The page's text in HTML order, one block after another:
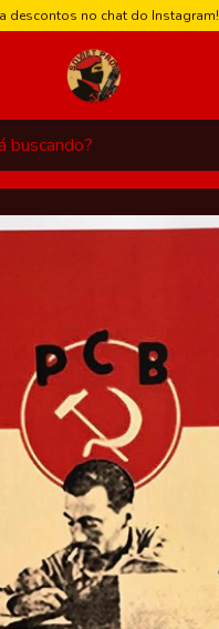
descontos no chat do Instagram!